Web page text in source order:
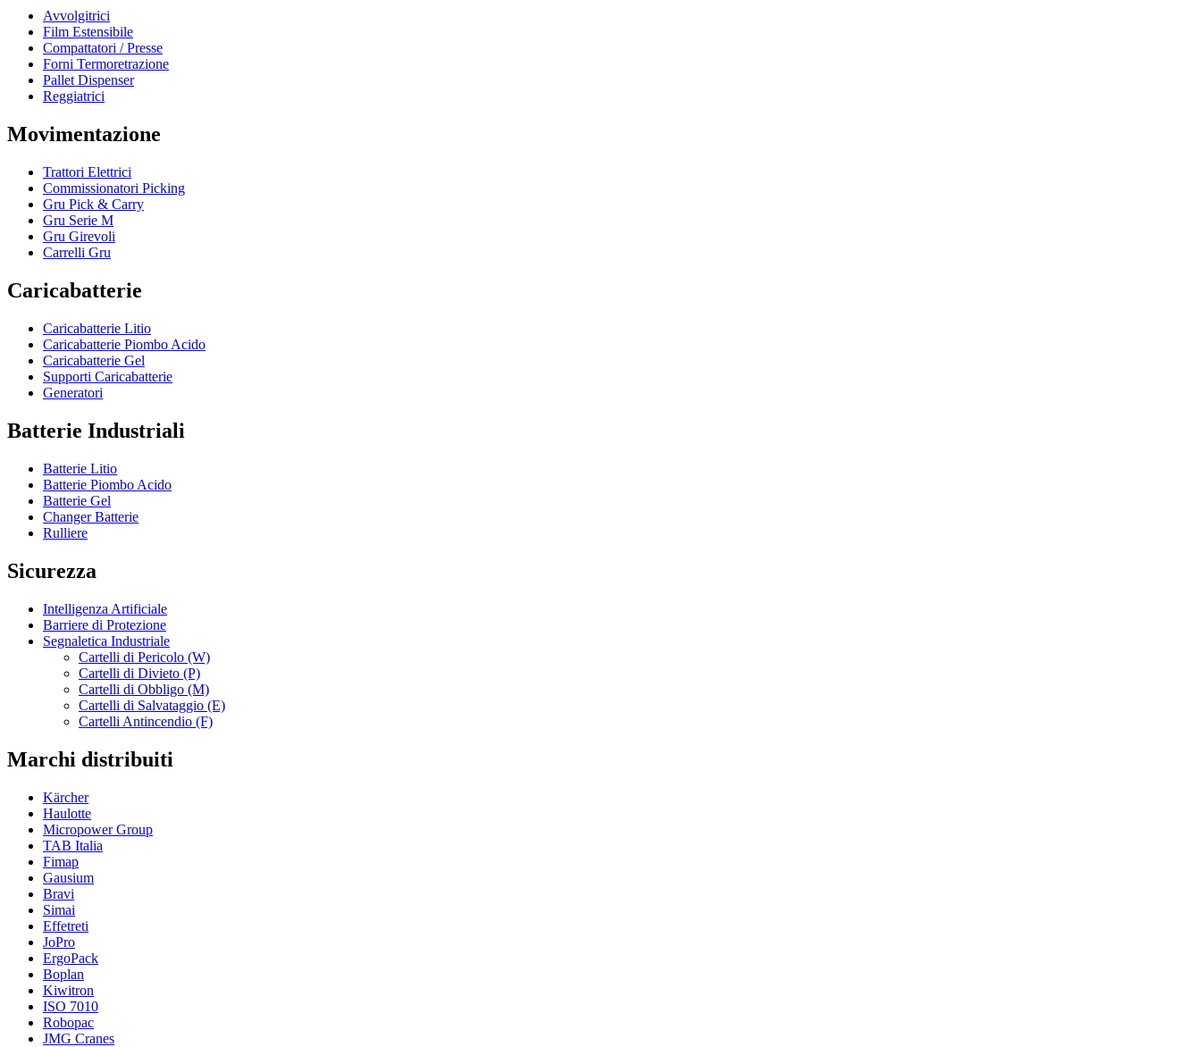
Avvolgitrici
Film Estensibile
Compattatori / Presse
Forni Termoretrazione
Pallet Dispenser
Reggiatrici
Movimentazione
Trattori Elettrici
Commissionatori Picking
Gru Pick & Carry
Gru Serie M
Gru Girevoli
Carrelli Gru
Caricabatterie
Caricabatterie Litio
Caricabatterie Piombo Acido
Caricabatterie Gel
Supporti Caricabatterie
Generatori
Batterie Industriali
Batterie Litio
Batterie Piombo Acido
Batterie Gel
Changer Batterie
Rulliere
Sicurezza
Intelligenza Artificiale
Barriere di Protezione
Segnaletica Industriale
Cartelli di Pericolo (W)
Cartelli di Divieto (P)
Cartelli di Obbligo (M)
Cartelli di Salvataggio (E)
Cartelli Antincendio (F)
Marchi distribuiti
Kärcher
Haulotte
Micropower Group
TAB Italia
Fimap
Gausium
Bravi
Simai
Effetreti
JoPro
ErgoPack
Boplan
Kiwitron
ISO 7010
Robopac
JMG Cranes